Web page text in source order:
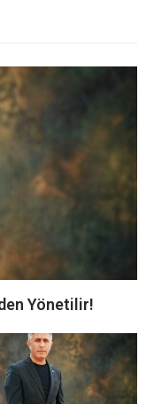
Yönetilir!